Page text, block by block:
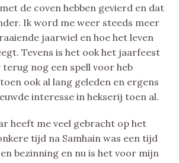
de coven hebben gevierd en dat
Ik word me weer steeds meer
jaarwiel en hoe het leven
Tevens is het ook het jaarfeest
nog een spell voor heb
ook al lang geleden en ergens
interesse in hekserij toen al.
heeft me veel gebracht op het
tijd na Samhain was een tijd
bezinning en nu is het voor mijn